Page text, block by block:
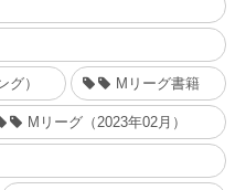
グ） Mリーグ書籍
Mリーグ（2023年02月）